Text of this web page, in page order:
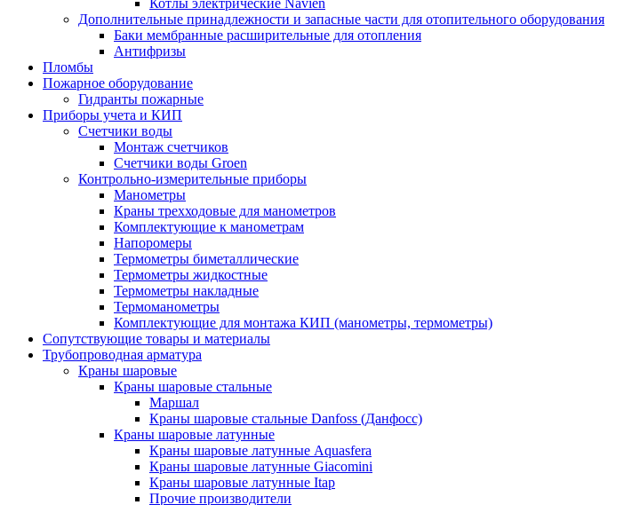
Котлы электрические Navien
Дополнительные принадлежности и запасные части для отопительного оборудования
Баки мембранные расширительные для отопления
Антифризы
Пломбы
Пожарное оборудование
Гидранты пожарные
Приборы учета и КИП
Счетчики воды
Монтаж счетчиков
Счетчики воды Groen
Контрольно-измерительные приборы
Манометры
Краны трехходовые для манометров
Комплектующие к манометрам
Напоромеры
Термометры биметаллические
Термометры жидкостные
Термометры накладные
Термоманометры
Комплектующие для монтажа КИП (манометры, термометры)
Сопутствующие товары и материалы
Трубопроводная арматура
Краны шаровые
Краны шаровые стальные
Маршал
Краны шаровые стальные Danfoss (Данфосс)
Краны шаровые латунные
Краны шаровые латунные Aquasfera
Краны шаровые латунные Giacomini
Краны шаровые латунные Itap
Прочие производители